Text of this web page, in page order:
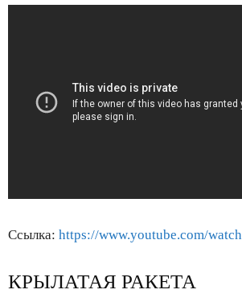
Ссылка: https://www.youtube.com/
КРЫЛАТАЯ РАКЕТА